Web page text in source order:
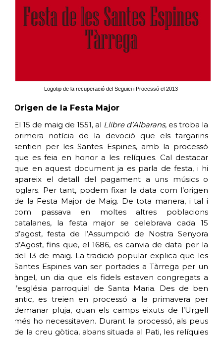
Logotip de la recuperació del Seguici i Processó el 2013
Origen de la Festa Major
El 15 de maig de 1551, al Llibre d’Albarans, es troba la
primera notícia de la devoció que els targarins
sentien per les Santes Espines, amb la processó
que es feia en honor a les relíquies. Cal destacar
que en aquest document ja es parla de festa, i hi
apareix el detall del pagament a uns músics o
joglars. Per tant, podem fixar la data com l’origen
de la Festa Major de Maig. De tota manera, i tal i
com passava en moltes altres poblacions
catalanes, la festa major se celebrava cada 15
d’agost, festa de l’Assumpció de Nostra Senyora
d’Agost, fins que, el 1686, es canvia de data per la
del 13 de maig. La tradició popular explica que les
Santes Espines van ser portades a Tàrrega per un
àngel, un dia que els fidels estaven congregats a
l’església parroquial de Santa Maria. Des de ben
antic, es treien en processó a la primavera per
demanar pluja, quan els camps eixuts de l’Urgell
més ho necessitaven. Durant la processó, als peus
de la creu gòtica, abans situada al Pati, les relíquies